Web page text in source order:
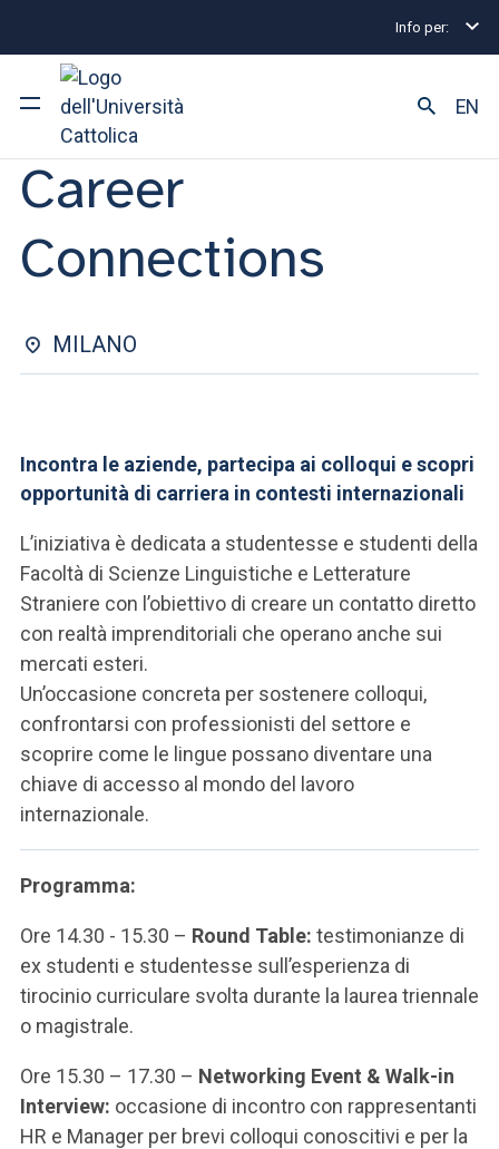
Info per:
Ateneo
Corsi di studio
Facoltà e campus
ACCEDI ALLA MAIL ICATT
ACCEDI A CLOUDMAIL
EN
Eventi di Stage e Placement Career Connections
STAGE&PLACEMENT - FACOLTÀ DI SCIENZE LINGUISTICHE |
17 NOVEMBRE 2025
Career
Connections
MILANO
Incontra le aziende, partecipa ai colloqui e scopri
opportunità di carriera in contesti internazionali
L’iniziativa è dedicata a studentesse e studenti della
Facoltà di Scienze Linguistiche e Letterature
Straniere con l’obiettivo di creare un contatto diretto
con realtà imprenditoriali che operano anche sui
mercati esteri.
Un’occasione concreta per sostenere colloqui,
confrontarsi con professionisti del settore e
scoprire come le lingue possano diventare una
chiave di accesso al mondo del lavoro
internazionale.
Programma:
Ore 14.30 - 15.30 – Round Table: testimonianze di
ex studenti e studentesse sull’esperienza di
tirocinio curriculare svolta durante la laurea triennale
o magistrale.
Ore 15.30 – 17.30 – Networking Event & Walk-in
Interview: occasione di incontro con rappresentanti
HR e Manager per brevi colloqui conoscitivi e per la